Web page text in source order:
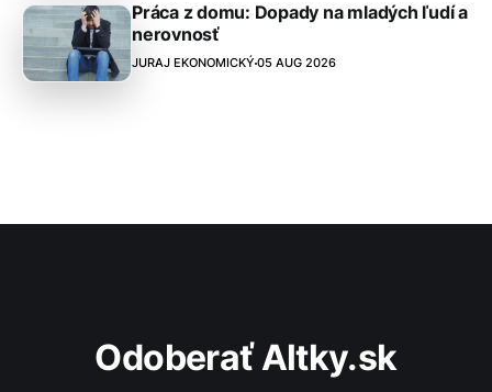
Práca z domu: Dopady na mladých ľudí a
nerovnosť
JURAJ EKONOMICKÝ 05 AUG 2026
Odoberať Altky.sk